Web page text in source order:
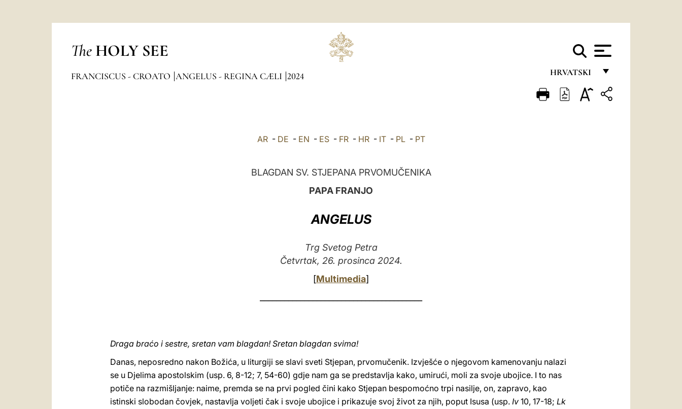
The HOLY SEE
HRVATSKI
FRANÇAIS
FRANCISCUS - CROATO ANGELUS - REGINA CÆLI 2024
AR- DE - EN - ES- FR- HR- IT- PL- PT
BLAGDAN SV. STJEPANA PRVOMUČENIKA
PAPA FRANJO
ANGELUS
Trg Svetog Petra
Četvrtak, 26. prosinca 2024.
[Multimedia]
Draga braćo i sestre, sretan vam blagdan! Sretan blagdan svima!
Danas, neposredno nakon Božića, u liturgiji se slavi sveti Stjepan, prvomučenik. Izvješće o njegovom kamenovanju nalazi
se u Djelima apostolskim (usp. 6, 8-12; 7, 54-60) gdje nam ga se predstavlja kako, umirući, moli za svoje ubojice. I to nas
potiče na razmišljanje: naime, premda se na prvi pogled čini kako Stjepan bespomoćno trpi nasilje, on, zapravo, kao
istinski slobodan čovjek, nastavlja voljeti čak i svoje ubojice i prikazuje svoj život za njih, poput Isusa (usp. Iv 10, 17-18; Lk